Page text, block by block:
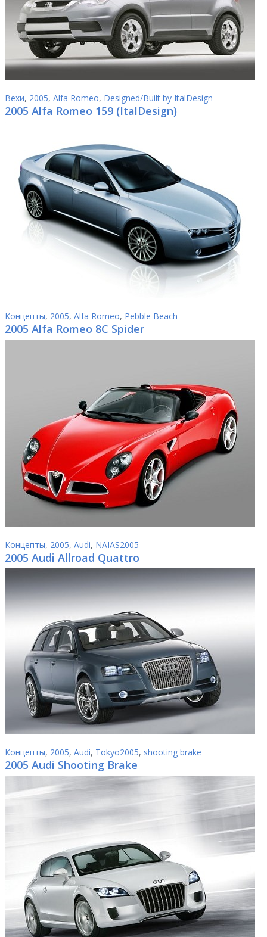
Вехи, 2005, Alfa Romeo, Designed/Built by ItalDesign
2005 Alfa Romeo 159 (ItalDesign)
Концепты, 2005, Alfa Romeo, Pebble Beach
2005 Alfa Romeo 8C Spider
Концепты, 2005, Audi, NAIAS2005
2005 Audi Allroad Quattro
Концепты, 2005, Audi, Tokyo2005, shooting brake
2005 Audi Shooting Brake